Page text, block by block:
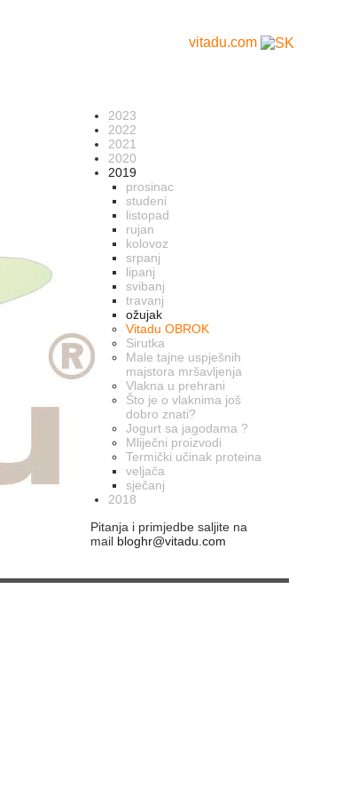
vitadu.com
2023
2022
2021
2020
2019
prosinac
studeni
listopad
rujan
kolovoz
srpanj
lipanj
svibanj
travanj
ožujak
Vitadu OBROK
Sirutka
Male tajne uspješnih
majstora mršavljenja
Vlakna u prehrani
Što je o vlaknima još
dobro znati?
Jogurt sa jagodama ?
Mliječni proizvodi
Termički učinak proteina
veljača
sječanj
2018
Pitanja i primjedbe saljite na
mail bloghr@vitadu.com